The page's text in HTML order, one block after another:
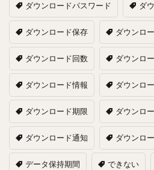
ダウンロードパスワード ダ
ダウンロード保存 ダウンロ
ダウンロード回数 ダウンロ
ダウンロード情報 ダウンロ
ダウンロード期限 ダウンロ
ダウンロード通知 ダウンロ
データ保持期間 できない